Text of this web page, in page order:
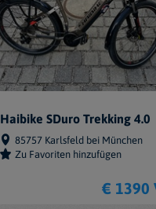
Haibike SDuro Trekking 4.0
85757 Karlsfeld bei München
Zu Favoriten hinzufügen
€ 1390